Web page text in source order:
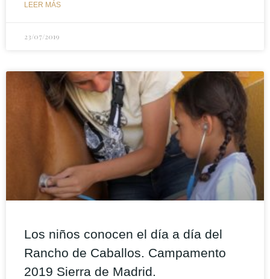
LEER MÁS
23/07/2019
Los niños conocen el día a día del
Rancho de Caballos. Campamento
2019 Sierra de Madrid.